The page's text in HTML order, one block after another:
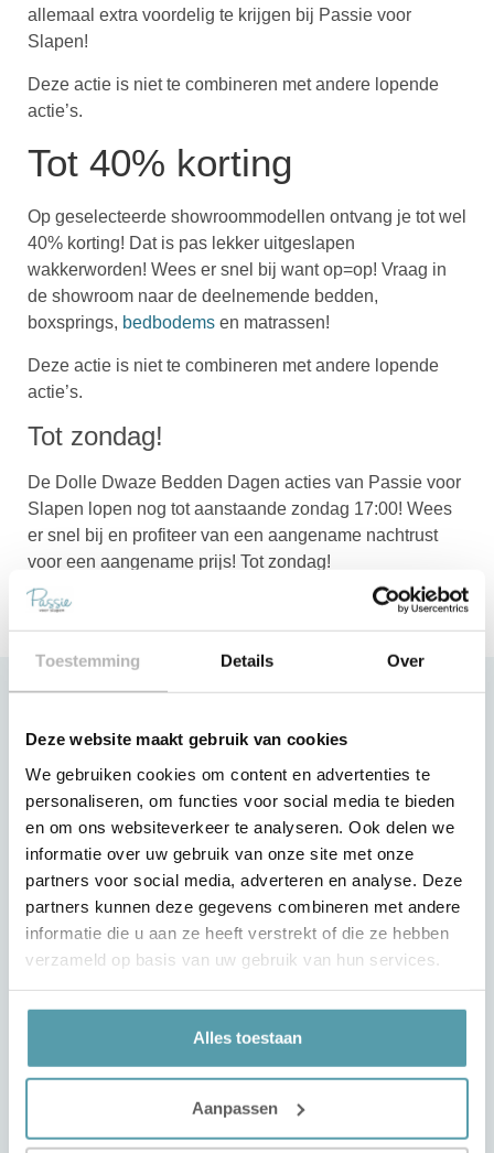
Toestemming Details Over
Deze website maakt gebruik van cookies
We gebruiken cookies om content en advertenties te
personaliseren, om functies voor social media te bieden
en om ons websiteverkeer te analyseren. Ook delen we
informatie over uw gebruik van onze site met onze
partners voor social media, adverteren en analyse. Deze
partners kunnen deze gegevens combineren met andere
informatie die u aan ze heeft verstrekt of die ze hebben
verzameld op basis van uw gebruik van hun services.
Alles toestaan
Aanpassen
allemaal extra voordelig te krijgen bij Passie voor
Slapen!
Deze actie is niet te combineren met andere lopende
actie’s.
Tot 40% korting
Op geselecteerde showroommodellen ontvang je tot wel
40% korting! Dat is pas lekker uitgeslapen
wakkerworden! Wees er snel bij want op=op! Vraag in
de showroom naar de deelnemende bedden,
boxsprings, bedbodems en matrassen!
Deze actie is niet te combineren met andere lopende
actie’s.
Tot zondag!
De Dolle Dwaze Bedden Dagen acties van Passie voor
Slapen lopen nog tot aanstaande zondag 17:00! Wees
er snel bij en profiteer van een aangename nachtrust
voor een aangename prijs! Tot zondag!
Slaapgarantie
Betaling van de aankoop
Bezorging & Montage
Mijn account
Klantenservice
Passie voor Slapen
Over ons